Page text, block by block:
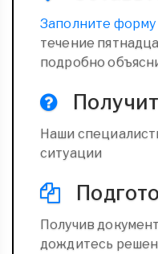
Заполните форму
течение
подробно
Наши
ситуации
Получив
дождитесь